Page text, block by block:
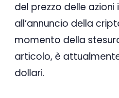
del prezzo delle azioni
all’annuncio della
momento della
articolo, è
dollari.